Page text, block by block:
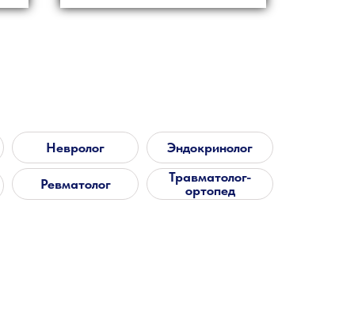
Невролог Эндокринолог
Ревматолог
Травматолог-
ортопед